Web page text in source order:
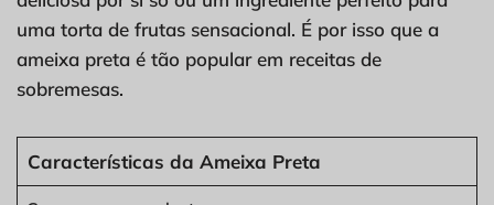
uma torta de frutas sensacional. É por isso que a
ameixa preta é tão popular em receitas de
sobremesas.
Características da Ameixa Preta